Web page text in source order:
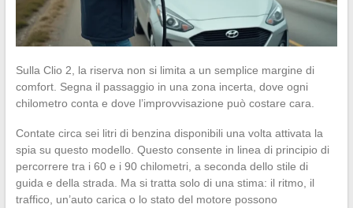
Sulla Clio 2, la riserva non si limita a un semplice margine di
comfort. Segna il passaggio in una zona incerta, dove ogni
chilometro conta e dove l’improvvisazione può costare cara.
Contate circa sei litri di benzina disponibili una volta attivata la
spia su questo modello. Questo consente in linea di principio di
percorrere tra i 60 e i 90 chilometri, a seconda dello stile di
guida e della strada. Ma si tratta solo di una stima: il ritmo, il
traffico, un’auto carica o lo stato del motore possono